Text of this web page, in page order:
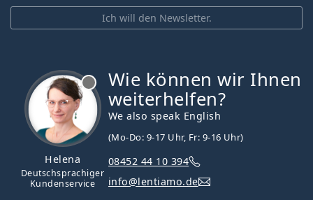
Ich will den Newsletter.
Helena
Deutschsprachiger
Kundenservice
Wie können wir Ihnen
weiterhelfen?
We also speak English
(Mo-Do: 9-17 Uhr, Fr: 9-16 Uhr)
08452 44 10 394
info@lentiamo.de